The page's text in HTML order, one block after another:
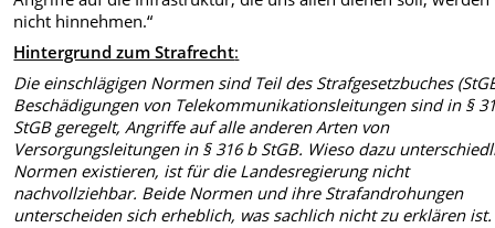
nicht hinnehmen.“
Hintergrund zum Strafrecht:
Die einschlägigen Normen sind Teil des Strafgesetzbuches
Beschädigungen von Telekommunikationsleitungen sind in §
StGB geregelt, Angriffe auf alle anderen Arten von
Versorgungsleitungen in § 316 b StGB. Wieso dazu
Normen existieren, ist für die Landesregierung nicht
nachvollziehbar. Beide Normen und ihre Strafandrohungen
unterscheiden sich erheblich, was sachlich nicht zu erklären ist.